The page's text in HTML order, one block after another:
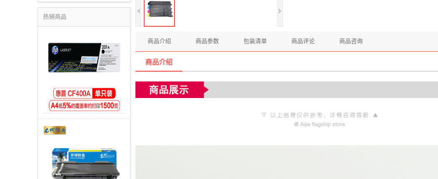
热销商品
商品介绍 商品参数 包装清单 商品评论 商品咨询
商品介绍